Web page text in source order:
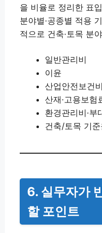
을 비율로 정리한 표
분야별·공종별 적용
적으로 건축·토목 분
일반관리비
이윤
산업안전보건비
산재·고용보험
환경관리비·
건축/토목 기
6. 실무자가
할 포인트